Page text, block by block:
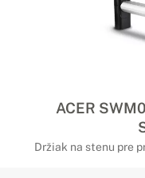
ACER
Držiak na stenu pre